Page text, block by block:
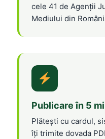
cele 41 de Agenții
Mediului din
Publicare în 5
Plătești cu cardul,
îți trimite dovada